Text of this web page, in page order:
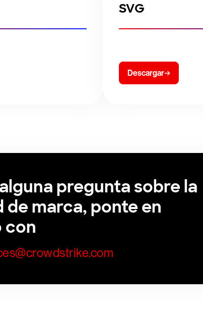
SVG
Descargar
pregunta sobre la
de marca, ponte en
con